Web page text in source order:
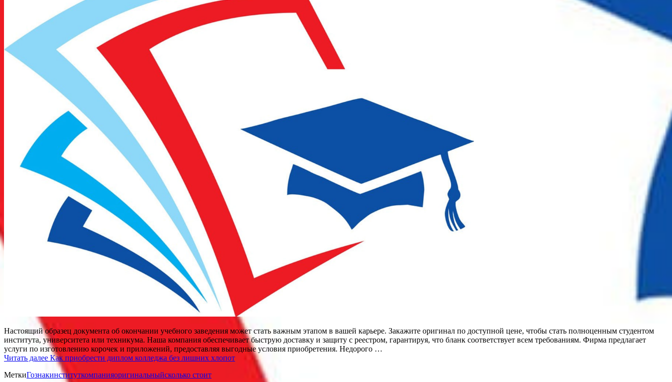
Настоящий образец документа об окончании учебного заведения может стать важным этапом в вашей карьере. Закажите оригинал по доступной цене, чтобы стать полноценным студентом
института, университета или техникума. Наша компания обеспечивает быструю доставку и защиту с реестром, гарантируя, что бланк соответствует всем требованиям. Фирма предлагает
услуги по изготовлению корочек и приложений, предоставляя выгодные условия приобретения. Недорого …
Читать далее Как приобрести диплом колледжа без лишних хлопот
МеткиГознакинституткомпанияоригинальныйсколько стоит